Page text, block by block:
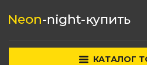
КАТАЛОГ